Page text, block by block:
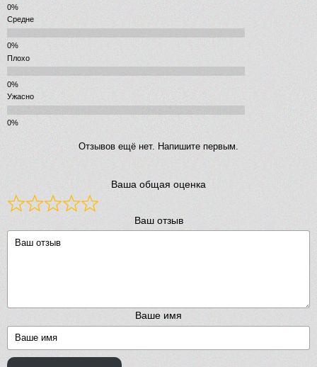
Средне
Плохо
Ужасно
Отзывов ещё нет. Напишите первым.
Ваша общая оценка
Ваш отзыв
Ваше имя